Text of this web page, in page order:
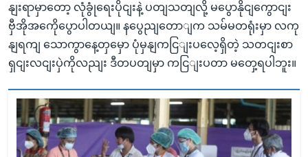
နျးရာမှာတော့ လုံခွုံရေးပိုငျးနဲ့ ပတျသတျလို့ မပွောနိုငျကွောငျး
ဗှီအိုအကေိုပွောပါတယျ။ နပွေညျတောျက သမ်မတရုံးမှာ လကု
နျရကျ သောကွာနေ့တှမှော ပုံမှနျကငြျးပလေ့ရှိတဲ့ သတငျးစာ
ရှငျးလငျးပှဲကိုလညျး ဒီတပတျမှာ ကငြျးပတာ မတှေ့ရပါဘူး။